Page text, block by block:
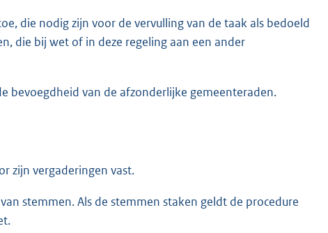
die nodig zijn voor de vervulling van de taak als bedoeld
die bij wet of in deze regeling aan een ander
bevoegdheid van de afzonderlijke gemeenteraden.
zijn vergaderingen vast.
stemmen. Als de stemmen staken geldt de procedure